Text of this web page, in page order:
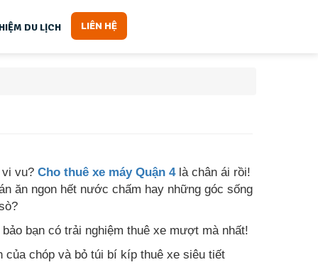
DU LỊCH LIÊN HỆ
vi vu? Cho thuê xe máy Quận 4là chân ái rồi!
ăn ngon hết nước chấm hay những góc sống
bạn có trải nghiệm thuê xe mượt mà nhất!
chóp và bỏ túi bí kíp thuê xe siêu tiết